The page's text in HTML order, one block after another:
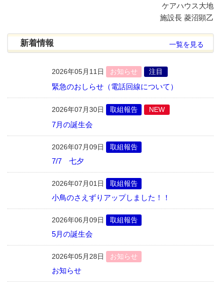
ケアハウス大地
施設長 菱沼顕乙
新着情報 一覧を見る
2026年05月11日 お知らせ 注目
緊急のおしらせ（電話回線について）
2026年07月30日 取組報告 NEW
7月の誕生会
2026年07月09日 取組報告
7/7 七夕
2026年07月01日 取組報告
小鳥のさえずりアップしました！！
2026年06月09日 取組報告
5月の誕生会
2026年05月28日 お知らせ
お知らせ